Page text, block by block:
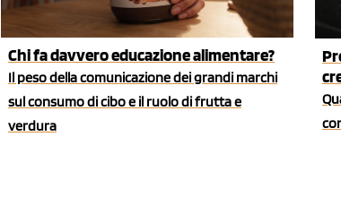
Chi fa davvero educazione alimentare?
Il peso della comunicazione dei grandi marchi
sul consumo di cibo e il ruolo di frutta e
verdura